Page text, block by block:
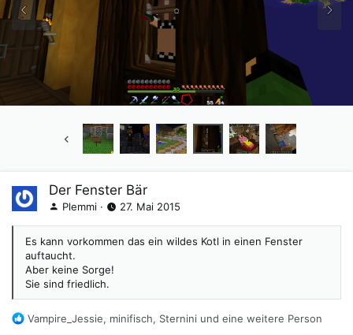
Der Fenster Bär
Plemmi 27. Mai 2015
Es kann vorkommen das ein wildes Kotl in einen Fenster
auftaucht.
Aber keine Sorge!
Sie sind friedlich.
R
Vampire_Jessie, minifisch, Sternini und eine weitere Person